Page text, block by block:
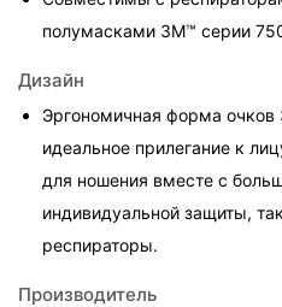
полумасками 3M™ серии
Дизайн
Эргономичная форма очков
идеальное прилегание к
для ношения вместе с
индивидуальной защиты,
респираторы.
Производитель